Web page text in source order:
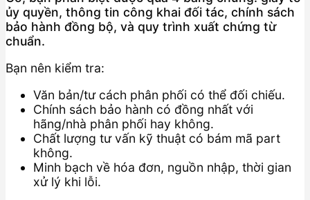
ủy quyền, thông tin công khai đối tác, chính sách
bảo hành đồng bộ, và quy trình xuất chứng từ
chuẩn.
Bạn nên kiểm tra:
Văn bản/tư cách phân phối có thể đối chiếu.
Chính sách bảo hành có đồng nhất với
hãng/nhà phân phối hay không.
Chất lượng tư vấn kỹ thuật có bám mã part
không.
Minh bạch về hóa đơn, nguồn nhập, thời gian
xử lý khi lỗi.